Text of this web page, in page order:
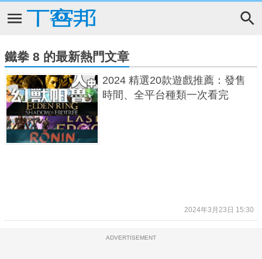
鐵拳 8 的最新熱門文章
2024 精選20款遊戲推薦：發售
時間、全平台種類一次看完
2024年3月23日 15:30
ADVERTISEMENT